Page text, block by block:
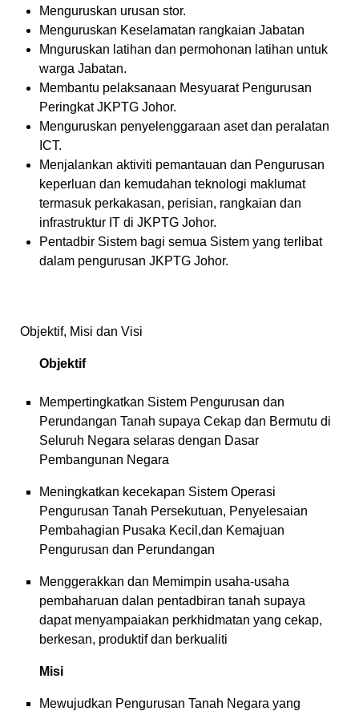
Menguruskan urusan stor.
Menguruskan Keselamatan rangkaian Jabatan
Mnguruskan latihan dan permohonan latihan untuk
warga Jabatan.
Membantu pelaksanaan Mesyuarat Pengurusan
Peringkat JKPTG Johor.
Menguruskan penyelenggaraan aset dan peralatan
ICT.
Menjalankan aktiviti pemantauan dan Pengurusan
keperluan dan kemudahan teknologi maklumat
termasuk perkakasan, perisian, rangkaian dan
infrastruktur IT di JKPTG Johor.
Pentadbir Sistem bagi semua Sistem yang terlibat
dalam pengurusan JKPTG Johor.
Objektif, Misi dan Visi
Objektif
Mempertingkatkan Sistem Pengurusan dan
Perundangan Tanah supaya Cekap dan Bermutu di
Seluruh Negara selaras dengan Dasar
Pembangunan Negara
Meningkatkan kecekapan Sistem Operasi
Pengurusan Tanah Persekutuan, Penyelesaian
Pembahagian Pusaka Kecil,dan Kemajuan
Pengurusan dan Perundangan
Menggerakkan dan Memimpin usaha-usaha
pembaharuan dalan pentadbiran tanah supaya
dapat menyampaiakan perkhidmatan yang cekap,
berkesan, produktif dan berkualiti
Misi
Mewujudkan Pengurusan Tanah Negara yang